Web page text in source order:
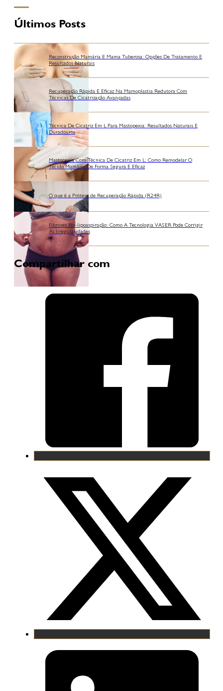
Últimos Posts
Reconstrução Mamária E Mama Tuberosa: Opções De Tratamento E
Resultados Naturais
Recuperação Rápida E Eficaz Na Mamoplastia Redutora Com
Técnicas De Cicatrização Avançadas
Técnica De Cicatriz Em L Para Mastopexia: Resultados Naturais E
Duradouros
Mastopexia Com Técnica De Cicatriz Em L: Como Remodelar O
Tecido Mamário De Forma Segura E Eficaz
O que é a Prótese de Recuperação Rápida (R24R)
Fibroses Pós-lipoaspiração: Como A Tecnologia VASER Pode Corrigir
As Irregularidades
Compartilhar com